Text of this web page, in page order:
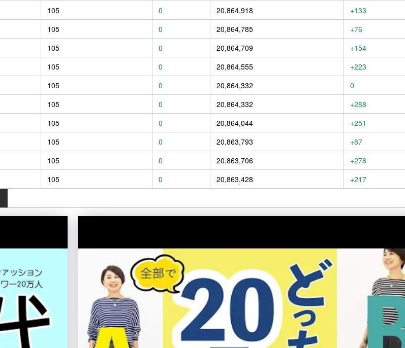
105 0 20,864,918
+133
105 0 20,864,785
+76
105 0 20,864,709
+154
105 0 20,864,555
+223
105 0 20,864,332
0
105 0 20,864,332
+288
105 0 20,864,044
+251
105 0 20,863,793
+87
105 0 20,863,706
+278
105 0 20,863,428
+217